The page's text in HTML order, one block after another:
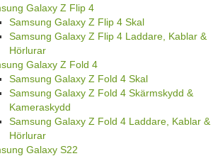
Galaxy Z Flip 4
Samsung Galaxy Z Flip 4 Skal
Samsung Galaxy Z Flip 4 Laddare, Kablar &
Hörlurar
Galaxy Z Fold 4
Samsung Galaxy Z Fold 4 Skal
Samsung Galaxy Z Fold 4 Skärmskydd &
Kameraskydd
Samsung Galaxy Z Fold 4 Laddare, Kablar &
Hörlurar
Galaxy S22